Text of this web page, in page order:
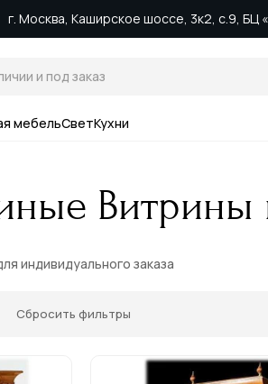
г. Москва, Каширское шоссе, 3к2, с.9, БЦ
мебельСветКухни
индивидуального заказа
Сбросить фильтры